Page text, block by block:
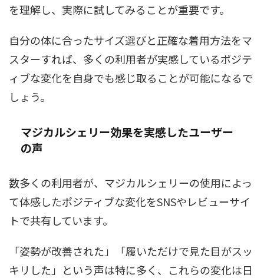
を理解し、実際に試してみることが重要です。
自分の体に合ったサイズ選びと正確な着用方法をマ
スターすれば、多くの利用者が実感しているポジテ
ィブな変化を自身でも感じ取ることが可能になるで
しょう。
マジカルシェリー効果を実感したユーザー
の声
数多くの利用者が、マジカルシェリーの使用によっ
て体感したポジティブな変化をSNSやレビューサイ
トで共有しています。
「姿勢が改善された」「履いただけで見た目がスッ
キリした」という声は特に多く、これらの変化は日